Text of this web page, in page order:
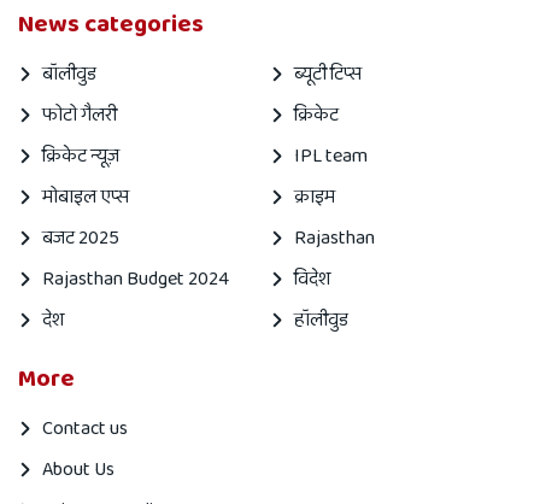
News categories
बॉलीवुड
ब्यूटी टिप्स
फोटो गैलरी
क्रिकेट
क्रिकेट न्यूज़
IPL team
मोबाइल एप्स
क्राइम
बजट 2025
Rajasthan
Rajasthan Budget 2024
विदेश
देश
हॉलीवुड
More
Contact us
About Us